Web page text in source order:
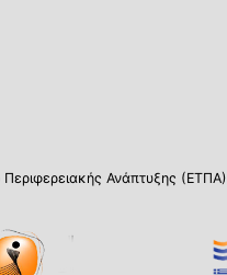
Ανάπτυξης